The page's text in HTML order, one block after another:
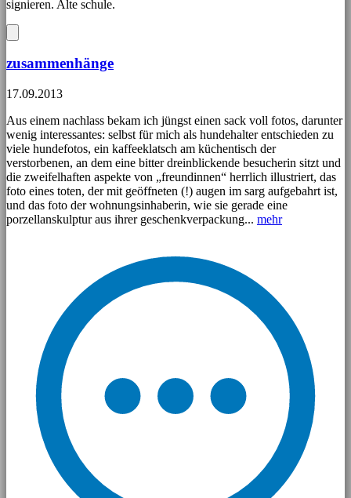
signieren. Alte schule.
zusammenhänge
17.09.2013
Aus einem nachlass bekam ich jüngst einen sack voll fotos, darunter
wenig interessantes: selbst für mich als hundehalter entschieden zu
viele hundefotos, ein kaffeeklatsch am küchentisch der
verstorbenen, an dem eine bitter dreinblickende besucherin sitzt und
die zweifelhaften aspekte von „freundinnen“ herrlich illustriert, das
foto eines toten, der mit geöffneten (!) augen im sarg aufgebahrt ist,
und das foto der wohnungsinhaberin, wie sie gerade eine
porzellanskulptur aus ihrer geschenkverpackung... mehr